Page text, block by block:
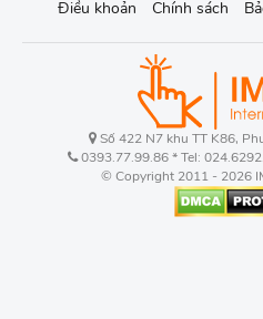
Điều khoản Chính sách
Số 422 N7 khu TT K86,
0393.77.99.86 * Tel:
© Copyright 2011 - 2026